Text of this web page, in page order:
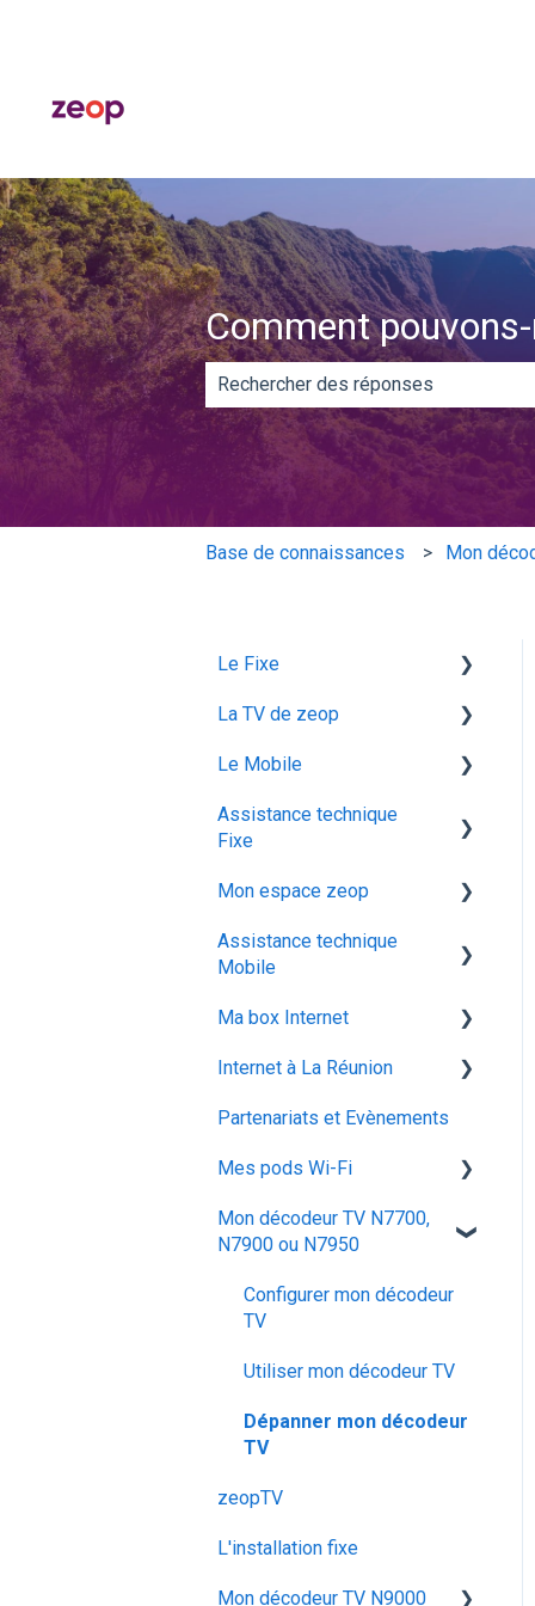
Comment
Il n'y a aucune suggestion car le
Base de connaissances Mon
Le Fixe
Facturation
Les services
Gestion email
La TV de zeop
Les bouquets chaines en
Plateforme streaming -
Le Mobile
configuration ios
utiliser la messagerie
Assistance technique
Fixe
recuperation achat vod est
audiodescription aveugle
malvoyant
ocs go
Mon espace zeop
Carte SIM
Assistance technique
Mobile
Les appels
Réseau & internet
SMS / MMS
Ma box Internet
ZTE F670
Iskratel Innbox G68
Iskratel Innbox G92
Application Ma zeopbox
Iskratel Innbox G78
Arris TG2482B
Iskratel G84
OptiXstar V163
Internet à La Réunion
La fibre optique
Partenariats et Evènements
Mes pods Wi-Fi
Huawei OptiXstar K153
Configurer & Utiliser : Mes
Mon décodeur TV N7700,
N7900 ou N7950
Configurer mon décodeur
TV
Utiliser mon décodeur TV
Dépanner mon décodeur
TV
zeopTV
L'installation fixe
Mon décodeur TV N9000